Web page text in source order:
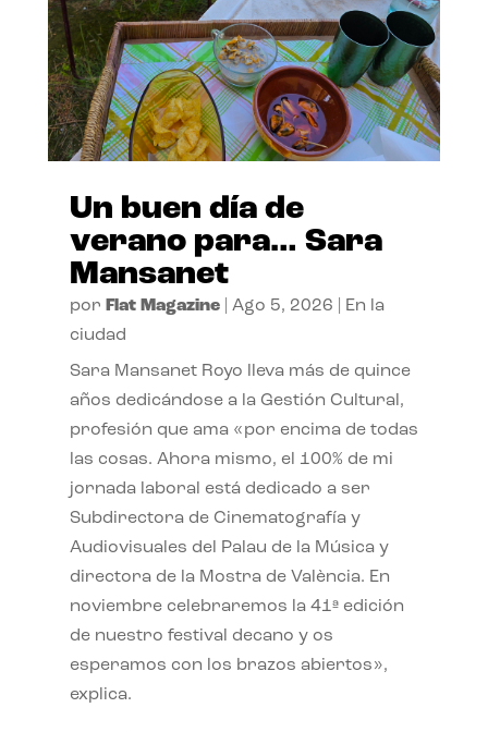
Un buen día de
verano para… Sara
Mansanet
por Flat Magazine| Ago 5, 2026
En la
ciudad
Sara Mansanet Royo lleva más de quince
años dedicándose a la Gestión Cultural,
profesión que ama «por encima de todas
las cosas. Ahora mismo, el 100% de mi
jornada laboral está dedicado a ser
Subdirectora de Cinematografía y
Audiovisuales del Palau de la Música y
directora de la Mostra de València. En
noviembre celebraremos la 41ª edición
de nuestro festival decano y os
esperamos con los brazos abiertos»,
explica.